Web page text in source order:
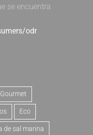
se encuentra
odr.
Eco
de sal marina